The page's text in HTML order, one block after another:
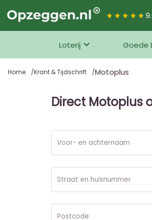
★★★★★
Loterij Goede
Home Krant & Tijdschrift Motoplus
Direct Motoplus
Voor- en achternaam
Straat en huisnummer
Postcode